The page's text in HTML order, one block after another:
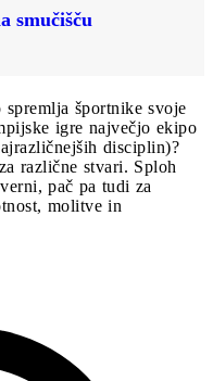
smučišču
športnike svoje
igre največjo ekipo
disciplin)?
različne stvari. Sploh
pač pa tudi za
molitve in